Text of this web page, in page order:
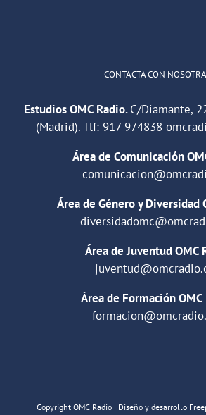
CONTACTA CON
Estudios OMC Radio.C/Diamante,
(Madrid). Tlf: 917 974838
Área de Comunicación
Área de Género y Diversidad
Área de Juventud OMC
Área de Formación OMC
Copyright OMC Radio | Diseño y desarrollo